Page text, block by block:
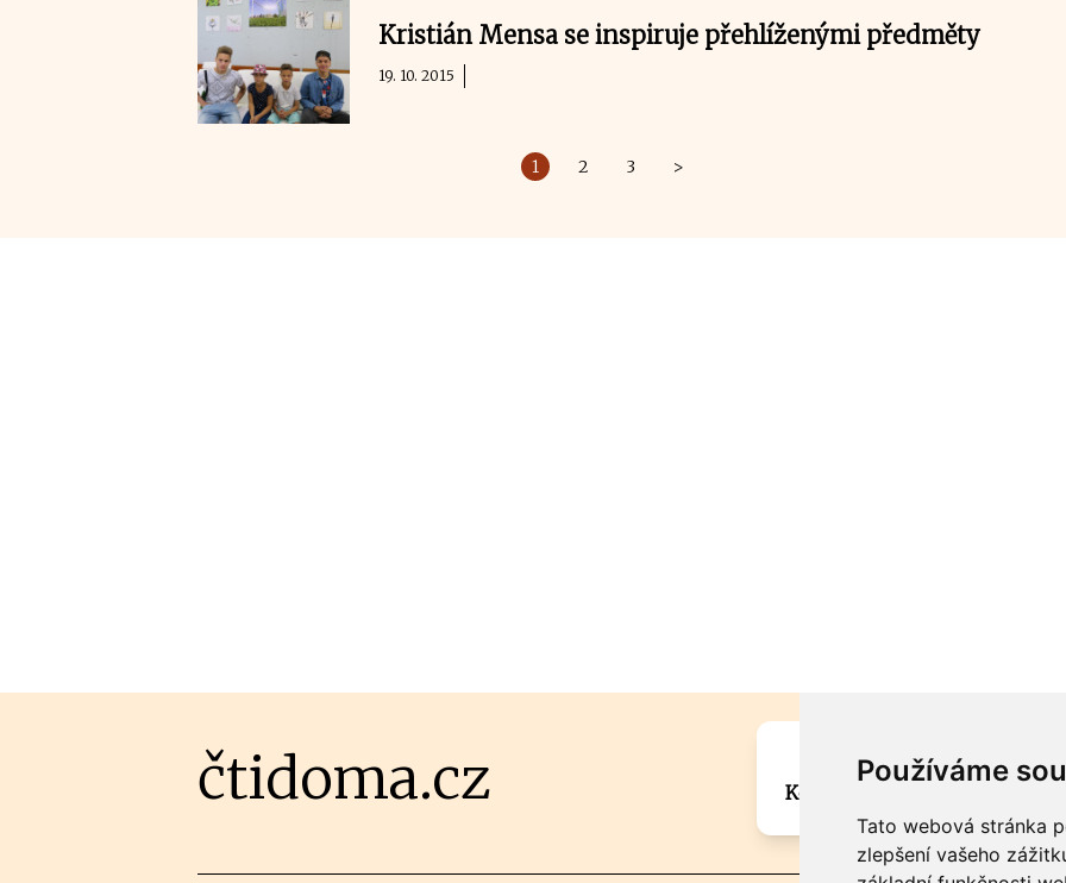
Používáme
Tato webová stránka
zlepšení vašeho
Kristián Mensa se inspiruje přehlíženými předměty
19. 10. 2015
1 2 3 >
čtidoma.cz
Máte zajímavou
Kontaktujte šéfredaktora